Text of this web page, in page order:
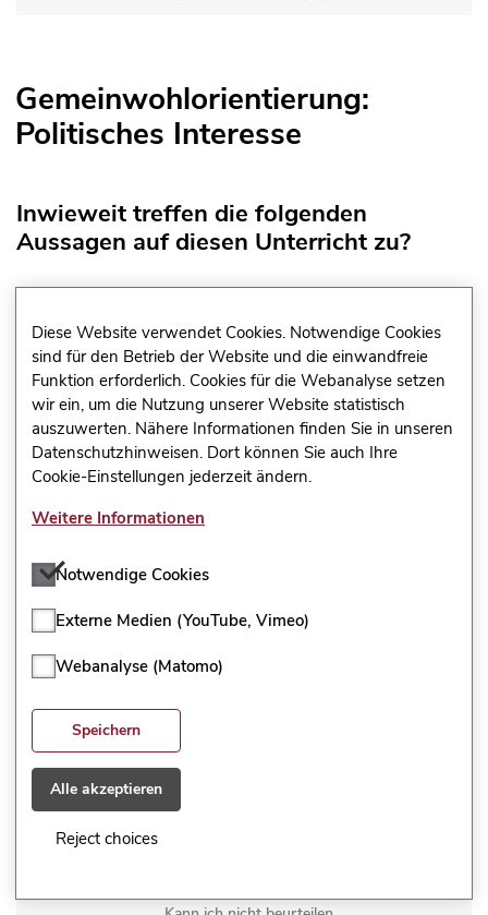
Gemeinwohlorientierung:
Politisches Interesse
Inwieweit treffen die folgenden
Aussagen auf diesen Unterricht zu?
Geschehen in meinem Wohnort, meiner
Region oder meinem Land.
Trifft überhaupt nicht zu
Trifft eher nicht zu
Ich interessiere mich für Politik.
Diese Website verwendet Cookies. Notwendige Cookies
sind für den Betrieb der Website und die einwandfreie
Funktion erforderlich. Cookies für die Webanalyse setzen
wir ein, um die Nutzung unserer Website statistisch
auszuwerten. Nähere Informationen finden Sie in unseren
Datenschutzhinweisen. Dort können Sie auch Ihre
Cookie-Einstellungen jederzeit ändern.
Weitere Informationen
Notwendige Cookies
Externe Medien (YouTube, Vimeo)
Webanalyse (Matomo)
Speichern
Alle akzeptieren
Reject choices